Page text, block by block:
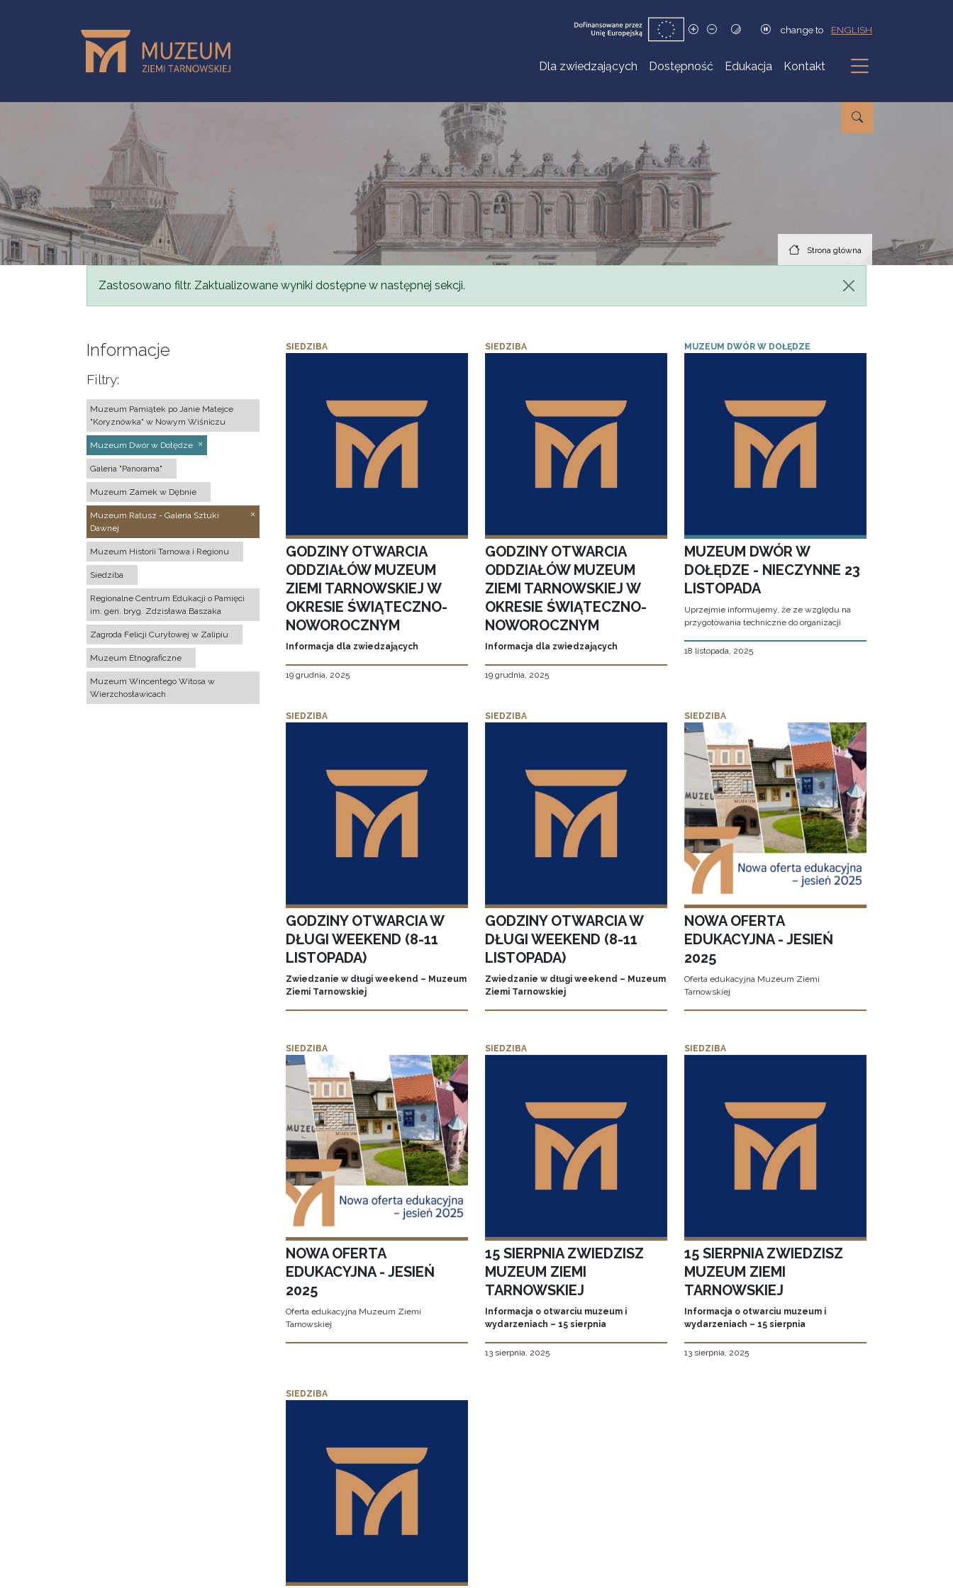
change to ENGLISH
Dla zwiedzających Dostępność Edukacja Kontakt
Podmenu
Strona główna
Komunikat
Zastosowano filtr. Zaktualizowane wyniki dostępne w następnej sekcji.
Informacje
Filtry:
Muzeum Pamiątek po Janie Matejce
"Koryznówka" w Nowym Wiśniczu
Muzeum Dwór w Dołędze
Galeria "Panorama"
Muzeum Zamek w Dębnie
Muzeum Ratusz - Galeria Sztuki
Dawnej
Muzeum Historii Tarnowa i Regionu
Siedziba
Regionalne Centrum Edukacji o Pamięci
im. gen. bryg. Zdzisława Baszaka
Zagroda Felicji Curyłowej w Zalipiu
Muzeum Etnograficzne
Muzeum Wincentego Witosa w
Wierzchosławicach
SIEDZIBA
GODZINY OTWARCIA
ODDZIAŁÓW MUZEUM
ZIEMI TARNOWSKIEJ W
OKRESIE ŚWIĄTECZNO-
NOWOROCZNYM
Informacja dla zwiedzających
19 grudnia, 2025
SIEDZIBA
GODZINY OTWARCIA
ODDZIAŁÓW MUZEUM
ZIEMI TARNOWSKIEJ W
OKRESIE ŚWIĄTECZNO-
NOWOROCZNYM
Informacja dla zwiedzających
19 grudnia, 2025
MUZEUM DWÓR W DOŁĘDZE
MUZEUM DWÓR W
DOŁĘDZE - NIECZYNNE 23
LISTOPADA
Uprzejmie informujemy, że ze względu na
przygotowania techniczne do organizacji
18 listopada, 2025
SIEDZIBA
GODZINY OTWARCIA W
DŁUGI WEEKEND (8-11
LISTOPADA)
Zwiedzanie w długi weekend – Muzeum
Ziemi Tarnowskiej
SIEDZIBA
GODZINY OTWARCIA W
DŁUGI WEEKEND (8-11
LISTOPADA)
Zwiedzanie w długi weekend – Muzeum
Ziemi Tarnowskiej
SIEDZIBA
NOWA OFERTA
EDUKACYJNA - JESIEŃ
2025
Oferta edukacyjna Muzeum Ziemi
Tarnowskiej
SIEDZIBA
NOWA OFERTA
EDUKACYJNA - JESIEŃ
2025
Oferta edukacyjna Muzeum Ziemi
Tarnowskiej
SIEDZIBA
15 SIERPNIA ZWIEDZISZ
MUZEUM ZIEMI
TARNOWSKIEJ
Informacja o otwarciu muzeum i
wydarzeniach – 15 sierpnia
13 sierpnia, 2025
SIEDZIBA
15 SIERPNIA ZWIEDZISZ
MUZEUM ZIEMI
TARNOWSKIEJ
Informacja o otwarciu muzeum i
wydarzeniach – 15 sierpnia
13 sierpnia, 2025
SIEDZIBA